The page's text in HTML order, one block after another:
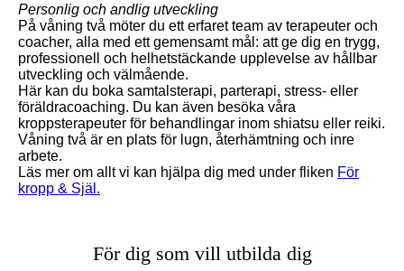
Personlig och andlig utveckling
På våning två möter du ett erfaret team av terapeuter och
coacher, alla med ett gemensamt mål: att ge dig en trygg,
professionell och helhetstäckande upplevelse av hållbar
utveckling och välmående.
Här kan du boka samtalsterapi, parterapi, stress- eller
föräldracoaching. Du kan även besöka våra
kroppsterapeuter för behandlingar inom shiatsu eller reiki.
Våning två är en plats för lugn, återhämtning och inre
arbete.
Läs mer om allt vi kan hjälpa dig med under fliken För
kropp & Själ.
För dig som vill utbilda dig